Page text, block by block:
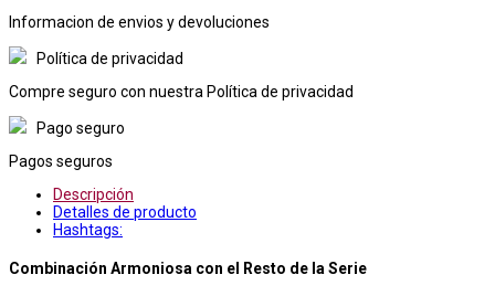
Informacion de envios y devoluciones
Política de privacidad
Compre seguro con nuestra Política de privacidad
Pago seguro
Pagos seguros
Descripción
Detalles de producto
Hashtags:
Combinación Armoniosa con el Resto de la Serie